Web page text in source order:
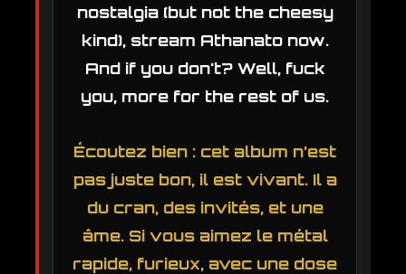
nostalgia (but not the cheesy
kind), stream Athanato now.
And if you don't? Well, fuck
you, more for the rest of us.
Écoutez bien : cet album n’est
pas juste bon, il est vivant. Il a
du cran, des invités, et une
âme. Si vous aimez le métal
rapide, furieux, avec une dose